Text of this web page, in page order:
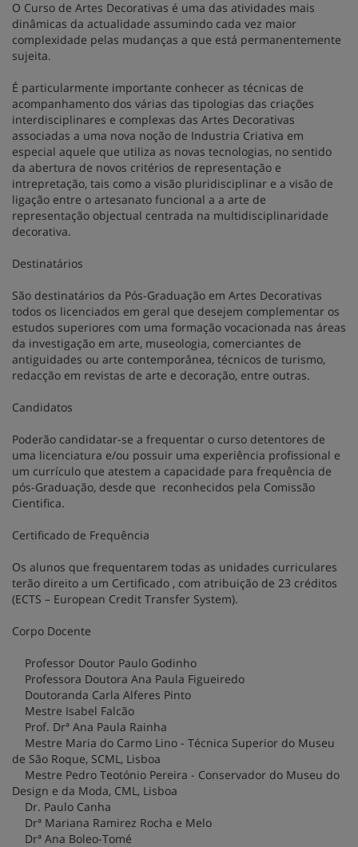
O Curso de Artes Decorativas é uma das atividades mais
dinâmicas da actualidade assumindo cada vez maior
complexidade pelas mudanças a que está permanentemente
sujeita.
É particularmente importante conhecer as técnicas de
acompanhamento dos várias das tipologias das criações
interdisciplinares e complexas das Artes Decorativas
associadas a uma nova noção de Industria Criativa em
especial aquele que utiliza as novas tecnologias, no sentido
da abertura de novos critérios de representação e
intrepretação, tais como a visão pluridisciplinar e a visão de
ligação entre o artesanato funcional a a arte de
representação objectual centrada na multidisciplinaridade
decorativa.
Destinatários
São destinatários da Pós-Graduação em Artes Decorativas
todos os licenciados em geral que desejem complementar os
estudos superiores com uma formação vocacionada nas áreas
da investigação em arte, museologia, comerciantes de
antiguidades ou arte contemporânea, técnicos de turismo,
redacção em revistas de arte e decoração, entre outras.
Candidatos
Poderão candidatar-se a frequentar o curso detentores de
uma licenciatura e/ou possuir uma experiência profissional e
um currículo que atestem a capacidade para frequência de
pós-Graduação, desde que reconhecidos pela Comissão
Cientifica.
Certificado de Frequência
Os alunos que frequentarem todas as unidades curriculares
terão direito a um Certificado , com atribuição de 23 créditos
(ECTS – European Credit Transfer System).
Corpo Docente
Professor Doutor Paulo Godinho
Professora Doutora Ana Paula Figueiredo
Doutoranda Carla Alferes Pinto
Mestre Isabel Falcão
Prof. Drª Ana Paula Rainha
Mestre Maria do Carmo Lino - Técnica Superior do Museu
de São Roque, SCML, Lisboa
Mestre Pedro Teotónio Pereira - Conservador do Museu do
Design e da Moda, CML, Lisboa
Dr. Paulo Canha
Drª Mariana Ramirez Rocha e Melo
Drª Ana Boleo-Tomé